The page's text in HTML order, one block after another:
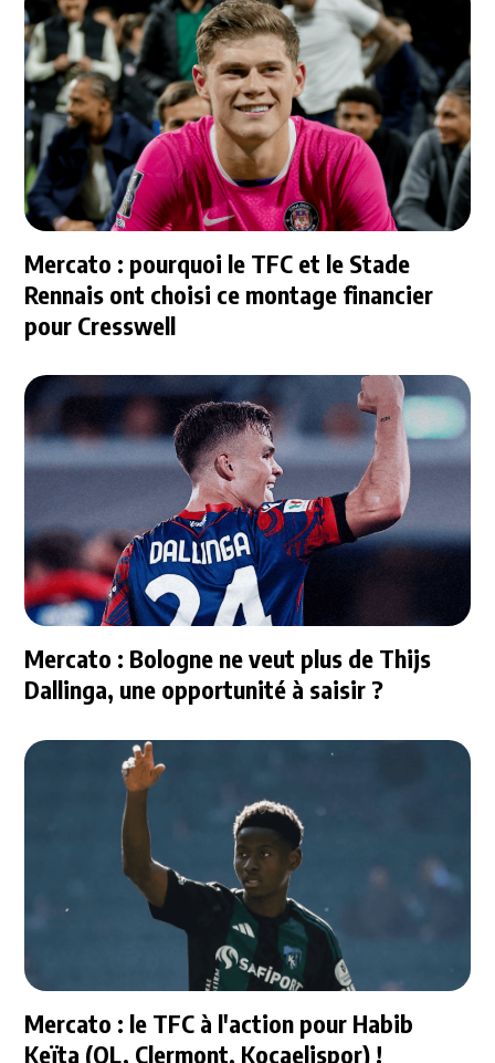
Mercato : pourquoi le TFC et le Stade
Rennais ont choisi ce montage financier
pour Cresswell
Mercato : Bologne ne veut plus de Thijs
Dallinga, une opportunité à saisir ?
Mercato : le TFC à l'action pour Habib
Keïta (OL, Clermont, Kocaelispor) !